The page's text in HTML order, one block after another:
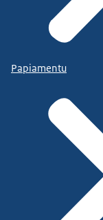
Papiamentu